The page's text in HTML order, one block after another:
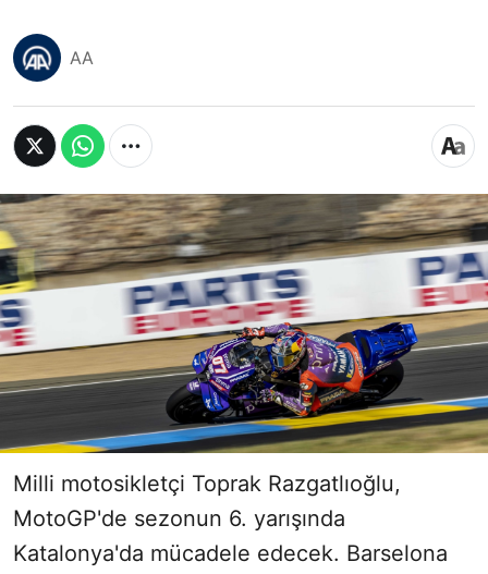
AA
Milli motosikletçi Toprak Razgatlıoğlu,
MotoGP'de sezonun 6. yarışında
Katalonya'da mücadele edecek. Barselona